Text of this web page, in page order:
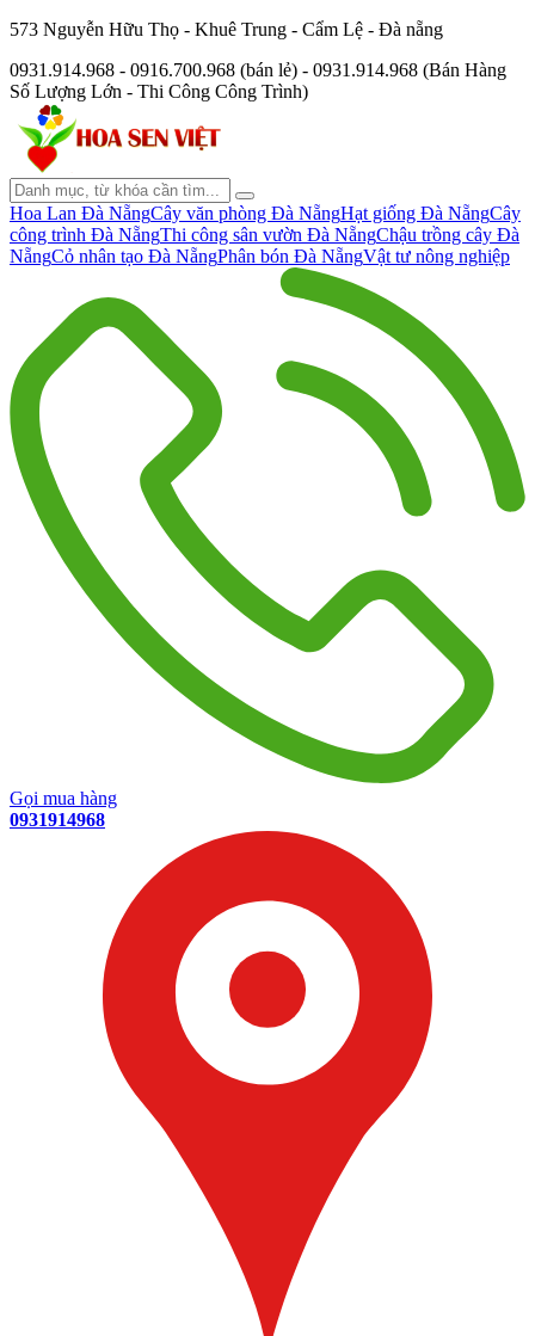
573 Nguyễn Hữu Thọ - Khuê Trung - Cẩm Lệ - Đà nẵng
0931.914.968 - 0916.700.968 (bán lẻ) - 0931.914.968 (Bán Hàng
Số Lượng Lớn - Thi Công Công Trình)
Hoa Lan Đà NẵngCây văn phòng Đà NẵngHạt giống Đà NẵngCây
công trình Đà NẵngThi công sân vườn Đà NẵngChậu trồng cây Đà
NẵngCỏ nhân tạo Đà NẵngPhân bón Đà NẵngVật tư nông nghiệp
Gọi mua hàng
0931914968